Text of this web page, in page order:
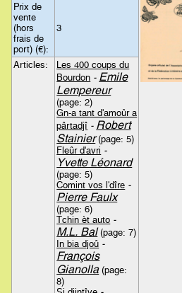
Prix de
vente
(hors
frais de
port) (€):
3
Articles:
Les 400 coups du
Bourdon - Emile
Lempereur
(page: 2)
Gn-a tant d'amoûr a
pârtadjî - Robert
Stainier(page: 5)
Fleûr d'avri -
Yvette Léonard
(page: 5)
Comint vos l'dîre -
Pierre Faulx
(page: 6)
Tchin èt auto -
M.L. Bal(page: 7)
In bia djoû -
François
Gianolla(page:
8)